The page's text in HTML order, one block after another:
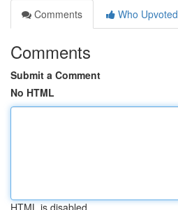
Comments
Who Upvoted
Comments
Submit a Comment
No HTML
HTML is disabled